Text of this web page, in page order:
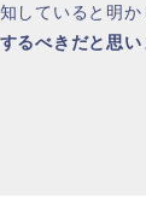
していると明か
るべきだと思い